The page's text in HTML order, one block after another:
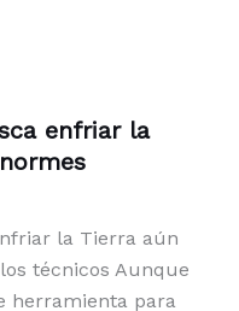
enfriar la
la Tierra aún
técnicos Aunque
herramienta para